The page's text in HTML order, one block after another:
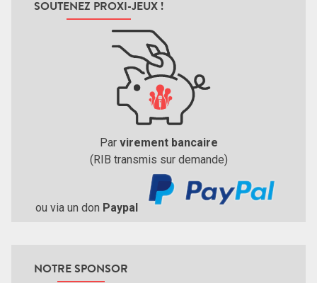
SOUTENEZ PROXI-JEUX !
Par virement bancaire
(RIB transmis sur demande)
ou via un don Paypal
NOTRE SPONSOR